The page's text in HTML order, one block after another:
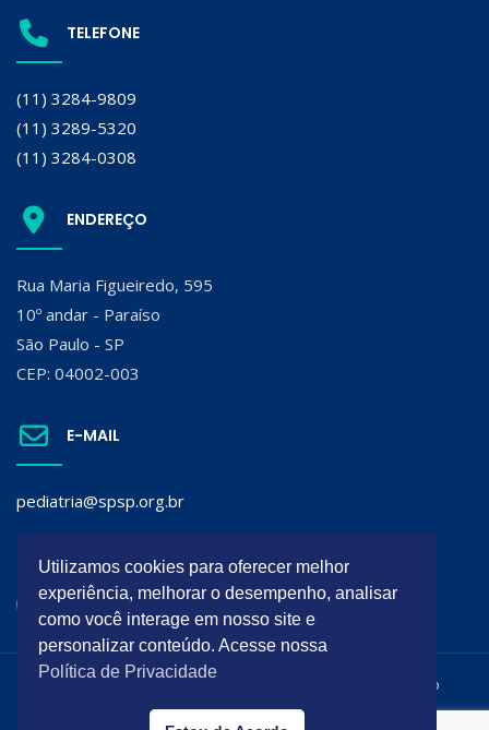
TELEFONE
(11) 3284-9809
(11) 3289-5320
(11) 3284-0308
ENDEREÇO
Rua Maria Figueiredo, 595
10º andar - Paraíso
São Paulo - SP
CEP: 04002-003
E-MAIL
pediatria@spsp.org.br
SIGA A SPSP:
Todos os direitos reservados. É permitida a reprodução do
conteúdo desta página desde que citada a origem.
Utilizamos cookies para oferecer melhor
experiência, melhorar o desempenho, analisar
como você interage em nosso site e
personalizar conteúdo. Acesse nossa
Política de Privacidade